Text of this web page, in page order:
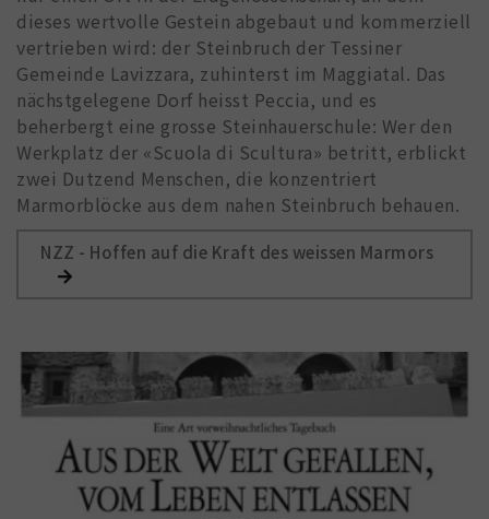
dieses wertvolle Gestein abgebaut und kommerziell
vertrieben wird: der Steinbruch der Tessiner
Gemeinde Lavizzara, zuhinterst im Maggiatal. Das
nächstgelegene Dorf heisst Peccia, und es
beherbergt eine grosse Steinhauerschule: Wer den
Werkplatz der «Scuola di Scultura» betritt, erblickt
zwei Dutzend Menschen, die konzentriert
Marmorblöcke aus dem nahen Steinbruch behauen.
NZZ - Hoffen auf die Kraft des weissen Marmors